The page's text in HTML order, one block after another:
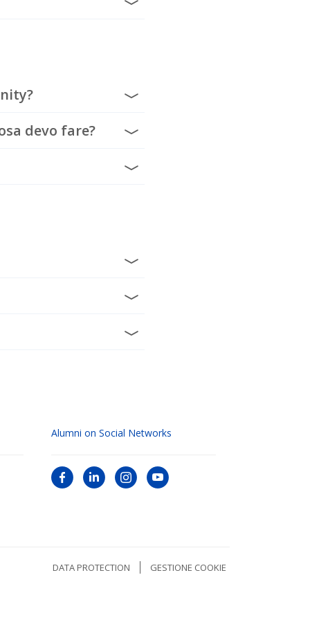
devo fare?
Alumni on Social Networks
DATA PROTECTION GESTIONE COOKIE